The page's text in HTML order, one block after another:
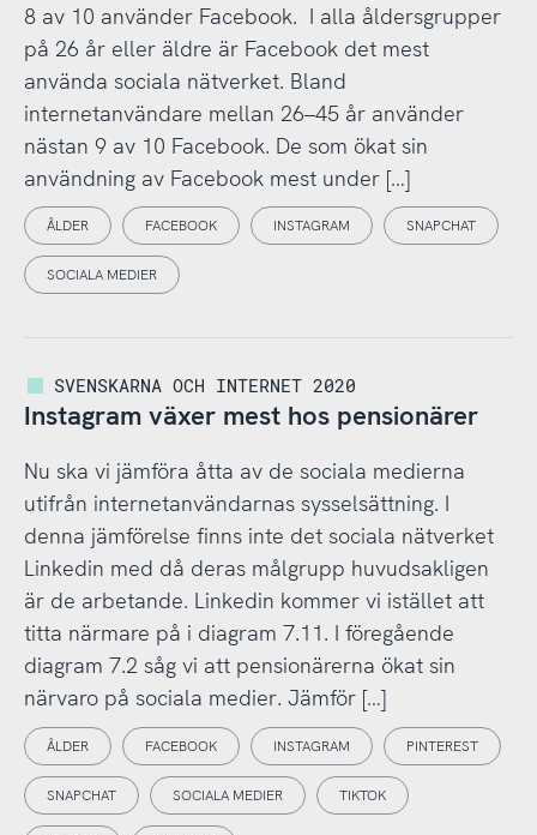
8 av 10 använder Facebook. I alla åldersgrupper
på 26 år eller äldre är Facebook det mest
använda sociala nätverket. Bland
internetanvändare mellan 26–45 år använder
nästan 9 av 10 Facebook. De som ökat sin
användning av Facebook mest under […]
ÅLDER FACEBOOK INSTAGRAM SNAPCHAT
SOCIALA MEDIER
SVENSKARNA OCH INTERNET 2020
Instagram växer mest hos pensionärer
Nu ska vi jämföra åtta av de sociala medierna
utifrån internetanvändarnas sysselsättning. I
denna jämförelse finns inte det sociala nätverket
Linkedin med då deras målgrupp huvudsakligen
är de arbetande. Linkedin kommer vi istället att
titta närmare på i diagram 7.11. I föregående
diagram 7.2 såg vi att pensionärerna ökat sin
närvaro på sociala medier. Jämför […]
ÅLDER FACEBOOK INSTAGRAM PINTEREST
SNAPCHAT SOCIALA MEDIER TIKTOK